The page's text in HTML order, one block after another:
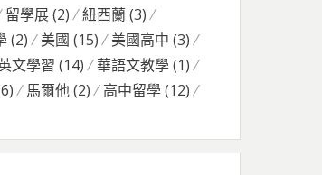
留學展(2) 紐西蘭(3)
(2) 美國 (15) 美國高中 (3)
文學習 (14) 華語文教學(1)
馬爾他(2) 高中留學(12)